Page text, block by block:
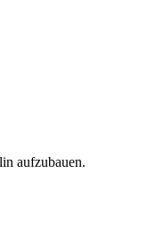
aufzubauen.